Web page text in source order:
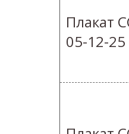
Плакат
05-12-25